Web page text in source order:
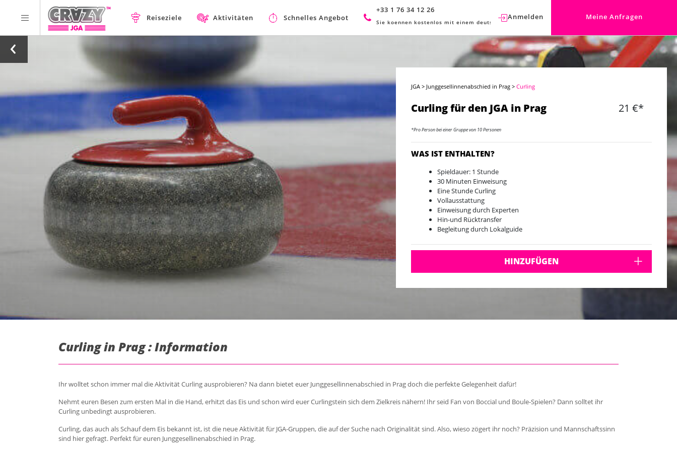
Reiseziele Aktivitäten Schnelles Angebot
+33 1 76 34 12 26
Sie koennen kostenlos mit einem deutschen Berater sprechen.
Anmelden Meine Anfragen
JGA > Junggesellinnenabschied in Prag >Curling
Curling für den JGA in Prag 21 €*
*Pro Person bei einer Gruppe von 10 Personen
WAS IST ENTHALTEN?
Spieldauer: 1 Stunde
30 Minuten Einweisung
Eine Stunde Curling
Vollausstattung
Einweisung durch Experten
Hin-und Rücktransfer
Begleitung durch Lokalguide
HINZUFÜGEN
Curling in Prag : Information
Ihr wolltet schon immer mal die Aktivität Curling ausprobieren? Na dann bietet euer Junggesellinnenabschied in Prag doch die perfekte Gelegenheit dafür!
Nehmt euren Besen zum ersten Mal in die Hand, erhitzt das Eis und schon wird euer Curlingstein sich dem Zielkreis nähern! Ihr seid Fan von Boccial und Boule-Spielen? Dann solltet ihr
Curling unbedingt ausprobieren.
Curling, das auch als Schauf dem Eis bekannt ist, ist die neue Aktivität für JGA-Gruppen, die auf der Suche nach Originalität sind. Also, wieso zögert ihr noch? Präzision und Mannschaftssinn
sind hier gefragt. Perfekt für euren Junggesellinenabschied in Prag.